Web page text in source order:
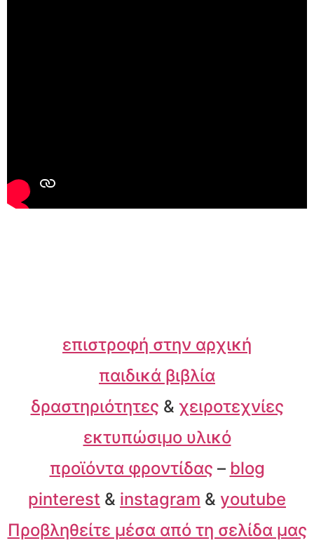
επιστροφή στην αρχική
παιδικά βιβλία
δραστηριότητες & χειροτεχνίες
εκτυπώσιμο υλικό
προϊόντα φροντίδας – blog
pinterest & instagram & youtube
Προβληθείτε μέσα από τη σελίδα μας